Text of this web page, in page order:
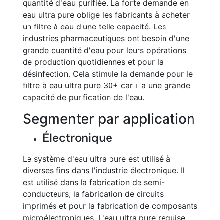
quantité d'eau purifiée. La forte demande en
eau ultra pure oblige les fabricants à acheter
un filtre à eau d'une telle capacité. Les
industries pharmaceutiques ont besoin d'une
grande quantité d'eau pour leurs opérations
de production quotidiennes et pour la
désinfection. Cela stimule la demande pour le
filtre à eau ultra pure 30+ car il a une grande
capacité de purification de l'eau.
Segmenter par application
Électronique
Le système d'eau ultra pure est utilisé à
diverses fins dans l'industrie électronique. Il
est utilisé dans la fabrication de semi-
conducteurs, la fabrication de circuits
imprimés et pour la fabrication de composants
microélectroniques. L'eau ultra pure requise